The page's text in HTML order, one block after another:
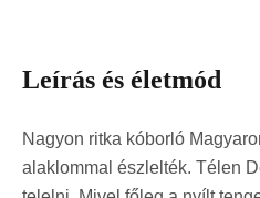
Leírás és életmód
Nagyon ritka kóborló
alaklommal észlelték. Télen